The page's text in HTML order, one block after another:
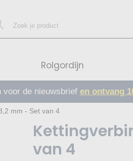
Rolgordijn
voor de nieuwsbrief en ontvang
mm - Set van 4
van 4